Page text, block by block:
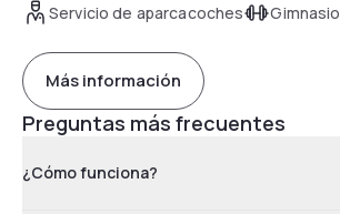
Servicio de aparcacoches
Gimnasio
Más información
Preguntas más frecuentes
¿Cómo funciona?